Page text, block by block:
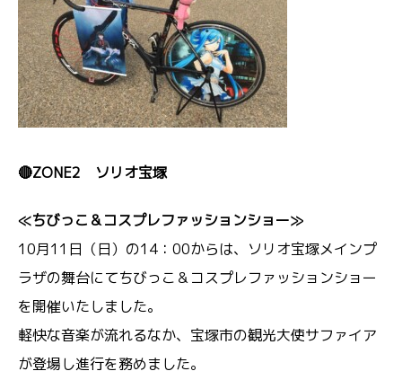
🔴ZONE2 ソリオ宝塚
≪ちびっこ＆コスプレファッションショー≫
10月11日（日）の14：00からは、ソリオ宝塚メインプ
ラザの舞台にてちびっこ＆コスプレファッションショー
を開催いたしました。
軽快な音楽が流れるなか、宝塚市の観光大使サファイア
が登場し進行を務めました。